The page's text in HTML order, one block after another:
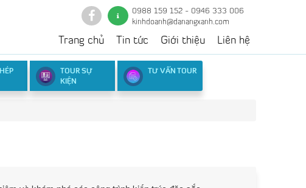
0988 159 152 - 0946 333 006
kinhdoanh@danangxanh.com
Trang chủ Tin tức Giới thiệu Liên hệ
TOUR SỰ
KIỆN
TƯ VẤN TOUR